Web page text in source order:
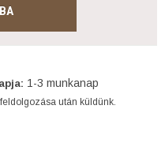
1-3 munkanap
után küldünk.